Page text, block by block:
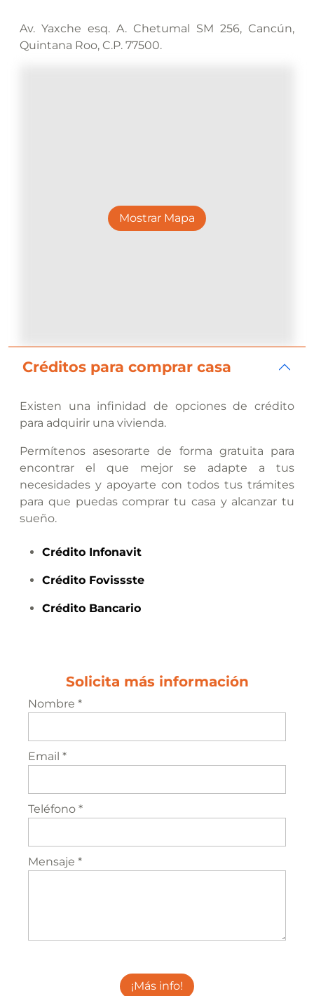
Av. Yaxche esq. A. Chetumal SM 256, Cancún,
Quintana Roo, C.P. 77500.
Mostrar Mapa
Créditos para comprar casa
Existen una infinidad de opciones de crédito
para adquirir una vivienda.
Permítenos asesorarte de forma gratuita para
encontrar el que mejor se adapte a tus
necesidades y apoyarte con todos tus trámites
para que puedas comprar tu casa y alcanzar tu
sueño.
Crédito Infonavit
Crédito Fovissste
Crédito Bancario
Solicita más información
Nombre *
Email *
Teléfono *
Mensaje *
¡Más info!